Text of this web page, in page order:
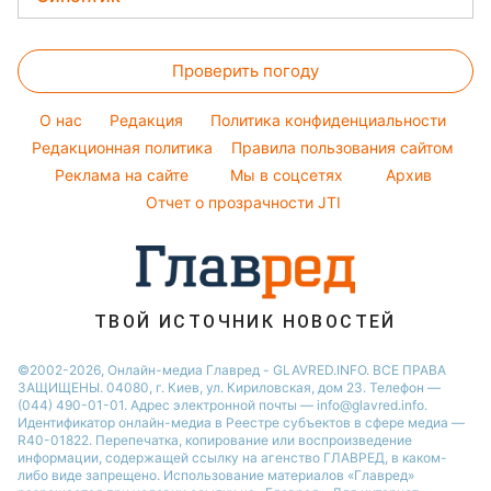
Виталий Козловский
София Ротару
Новости Тернополя
Новости Житомира
Новости Одессы
Новости Харькова
Новости Полтавы
Новости Сум
Простые блюда
Легкие десерты
Праздничное меню
Тесты по картинке
Оптические иллюзии
Народные приметы
Все о шоу-бизнесе
Магнитные бури
Погода на сегодня
Погода на завтра
Пылевая буря
Проверить погоду
O нас Редакция
Политика конфиденциальности
Редакционная политика
Правила пользования сайтом
Реклама на сайте
Мы в соцсетях
Архив
Отчет о прозрачности JTI
ТВОЙ ИСТОЧНИК НОВОСТЕЙ
©2002-2026, Онлайн-медиа Главред - GLAVRED.INFO. ВСЕ ПРАВА
ЗАЩИЩЕНЫ. 04080, г. Киев, ул. Кириловская, дом 23. Телефон —
(044) 490-01-01. Адрес электронной почты — info@glavred.info.
Идентификатор онлайн-медиа в Реестре cубъектов в сфере медиа —
R40-01822. Перепечатка, копирование или воспроизведение
информации, содержащей ссылку на агенство ГЛАВРЕД, в каком-
либо виде запрещено. Использование материалов «Главред»